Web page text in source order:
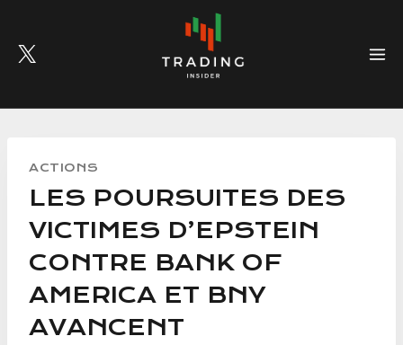
content
ACTIONS
LES POURSUITES DES
VICTIMES D’EPSTEIN
CONTRE BANK OF
AMERICA ET BNY
AVANCENT